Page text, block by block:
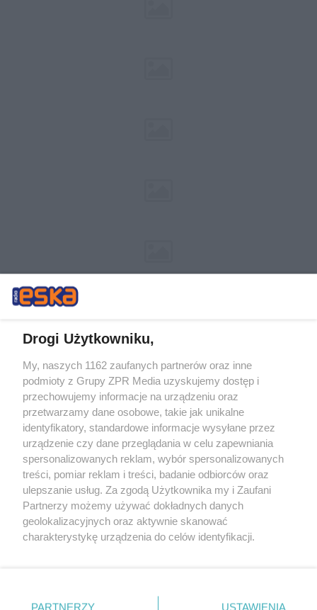
Żaden utwór zamieszczony w serwisie nie może być powielany i
rozpowszechniany lub dalej rozpowszechniany w jakikolwiek sposób (w
tym także elektroniczny lub mechaniczny) na jakimkolwiek polu
eksploatacji w jakiejkolwiek formie, włącznie z umieszczaniem w
Internecie bez pisemnej zgody właściciela praw. Jakiekolwiek użycie lub
wykorzystanie utworów w całości lub w części z naruszeniem prawa,
tzn. bez właściwej zgody, jest zabronione pod groźbą kary i może być
ścigane prawnie.
Drogi Użytkowniku,
My, naszych 1162 zaufanych partnerów oraz inne
podmioty z Grupy ZPR Media uzyskujemy dostęp i
przechowujemy informacje na urządzeniu oraz
przetwarzamy dane osobowe, takie jak unikalne
identyfikatory, standardowe informacje wysyłane przez
urządzenie czy dane przeglądania w celu zapewniania
spersonalizowanych reklam, wybór spersonalizowanych
treści, pomiar reklam i treści, badanie odbiorców oraz
ulepszanie usług. Za zgodą Użytkownika my i Zaufani
Partnerzy możemy używać dokładnych danych
geolokalizacyjnych oraz aktywnie skanować
charakterystykę urządzenia do celów identyfikacji.
zmienić/wycofać klikając przycisk ustawień prywatności
PARTNERZY USTAWIENIA